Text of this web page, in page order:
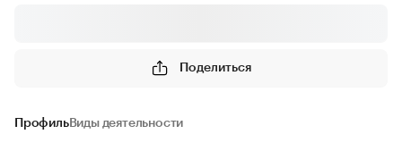
Поделиться
ПрофильВиды деятельности